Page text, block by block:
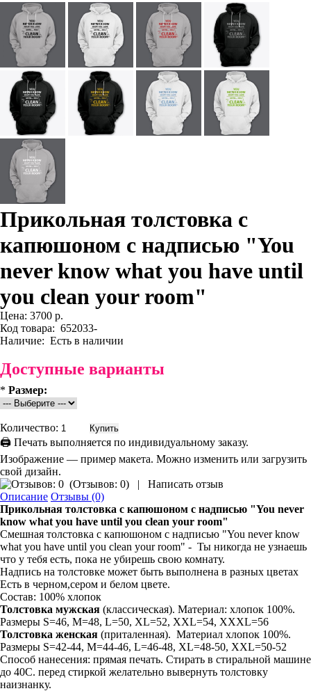
Прикольная толстовка с
капюшоном с надписью "You
never know what you have until
you clean your room"
Цена: 3700 р.
Код товара: 652033-
Наличие: Есть в наличии
Доступные варианты
* Размер:
Количество:
🖨 Печать выполняется по индивидуальному заказу.
Изображение — пример макета. Можно изменить или загрузить
свой дизайн.
(Отзывов: 0) |
Написать отзыв
Описание Отзывы (0)
Прикольная толстовка с капюшоном с надписью "You never
know what you have until you clean your room"
Смешная толстовка с капюшоном с надписью "You never know
what you have until you clean your room" - Ты никогда не узнаешь
что у тебя есть, пока не убирешь свою комнату.
Надпись на толстовке может быть выполнена в разных цветах
Есть в черном,сером и белом цвете.
Состав: 100% хлопок
Толстовка мужская (классическая). Материал: хлопок 100%.
Размеры S=46, M=48, L=50, XL=52, XXL=54, XXXL=56
Толстовка женская (приталенная). Материал хлопок 100%.
Размеры S=42-44, M=44-46, L=46-48, XL=48-50, XXL=50-52
Способ нанесения: прямая печать. Стирать в стиральной машине
до 40С. перед стиркой желательно вывернуть толстовку
наизнанку.